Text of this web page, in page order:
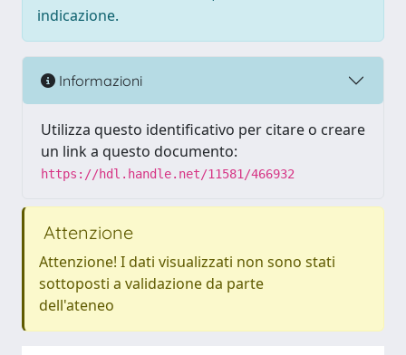
indicazione.
Informazioni
Utilizza questo identificativo per citare o creare
un link a questo documento:
https://hdl.handle.net/11581/466932
Attenzione
Attenzione! I dati visualizzati non sono stati
sottoposti a validazione da parte
dell'ateneo